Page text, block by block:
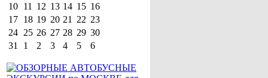
10 11 12 13 14 15 16
17 18 19 20 21 22 23
24 25 26 27 28 29 30
31
1 2 3 4 5 6